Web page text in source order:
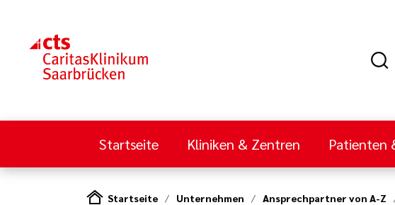
Startseite Kliniken & Zentren Patienten
Startseite Unternehmen Ansprechpartner von A-Z